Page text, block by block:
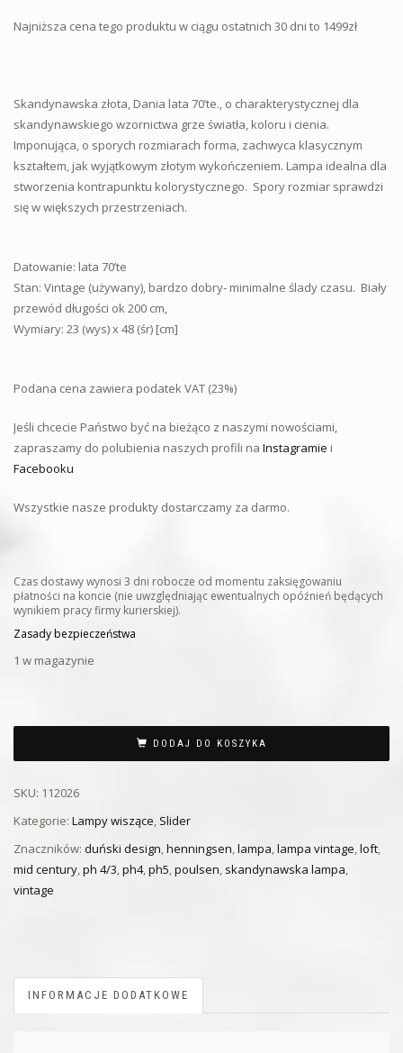
Najniższa cena tego produktu w ciągu ostatnich 30 dni to 1499zł
Skandynawska złota, Dania lata 70’te., o charakterystycznej dla
skandynawskiego wzornictwa grze światła, koloru i cienia.
Imponująca, o sporych rozmiarach forma, zachwyca klasycznym
kształtem, jak wyjątkowym złotym wykończeniem. Lampa idealna dla
stworzenia kontrapunktu kolorystycznego. Spory rozmiar sprawdzi
się w większych przestrzeniach.
Datowanie: lata 70’te
Stan: Vintage (używany), bardzo dobry- minimalne ślady czasu. Biały
przewód długości ok 200 cm,
Wymiary: 23 (wys) x 48 (śr) [cm]
Podana cena zawiera podatek VAT (23%)
Jeśli chcecie Państwo być na bieżąco z naszymi nowościami,
zapraszamy do polubienia naszych profili na Instagramie i
Facebooku
Wszystkie nasze produkty dostarczamy za darmo.
Czas dostawy wynosi 3 dni robocze od momentu zaksięgowaniu
płatności na koncie (nie uwzględniając ewentualnych opóźnień będących
wynikiem pracy firmy kurierskiej).
Zasady bezpieczeństwa
1 w magazynie
DODAJ DO KOSZYKA
SKU: 112026
Kategorie: Lampy wiszące, Slider
Znaczników: duński design,henningsen,lampa,lampa vintage,loft,
mid century,ph 4/3,ph4,ph5,poulsen, skandynawska lampa,
vintage
INFORMACJE DODATKOWE